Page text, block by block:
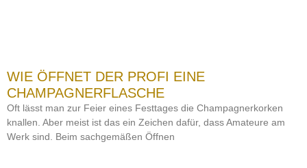
WIE ÖFFNET DER PROFI EINE
CHAMPAGNERFLASCHE
Oft lässt man zur Feier eines Festtages die Champagnerkorken
knallen. Aber meist ist das ein Zeichen dafür, dass Amateure am
Werk sind. Beim sachgemäßen Öffnen